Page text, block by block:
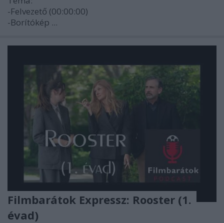
-Felvezető (00:00:00)
-Borítókép ...
Filmbarátok Expressz: Rooster (1.
évad)